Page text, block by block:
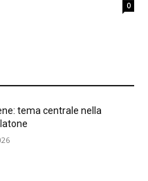
0
tema centrale nella